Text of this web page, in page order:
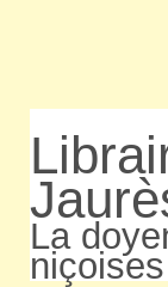
La
niçoises